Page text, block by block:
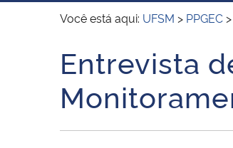
Secretaria de Governo
Você está aqui: UFSM > PPGEC >
Início do conteúdo
Entrevista